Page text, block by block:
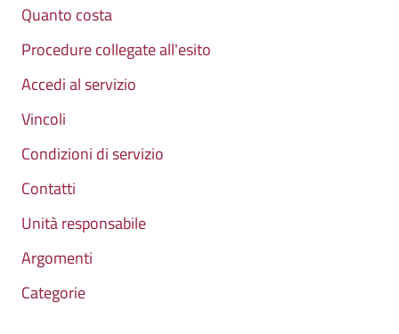
Quanto costa
Procedure collegate all'esito
Accedi al servizio
Vincoli
Condizioni di servizio
Contatti
Unità responsabile
Argomenti
Categorie